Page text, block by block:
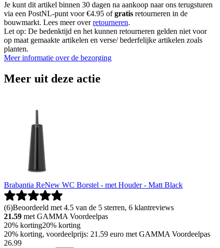
Je kunt dit artikel binnen 30 dagen na aankoop naar ons terugsturen
via een PostNL-punt voor €4.95 ofgratis retourneren in de
bouwmarkt. Lees meer overretourneren.
Let op: De bedenktijd en het kunnen retourneren gelden niet voor
op maat gemaakte artikelen en verse/ bederfelijke artikelen zoals
planten.
Meer informatie over de bezorging
Meer uit deze actie
Brabantia ReNew WC Borstel - met Houder - Matt Black
(6)Beoordeeld met 4.5 van de 5 sterren, 6 klantreviews
21.59 met GAMMA Voordeelpas
20% korting20% korting
20% korting, voordeelprijs: 21.59 euro met GAMMA Voordeelpas
26.99